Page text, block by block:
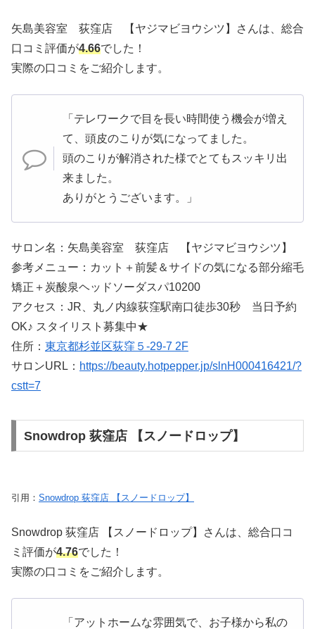
矢島美容室 荻窪店 【ヤジマビヨウシツ】さんは、総合
口コミ評価が4.66でした！
実際の口コミをご紹介します。
「テレワークで目を長い時間使う機会が増え
て、頭皮のこりが気になってました。
頭のこりが解消された様でとてもスッキリ出
来ました。
ありがとうございます。」
サロン名：矢島美容室 荻窪店 【ヤジマビヨウシツ】
参考メニュー：カット＋前髪＆サイドの気になる部分縮毛
矯正＋炭酸泉ヘッドソーダスパ10200
アクセス：JR、丸ノ内線荻窪駅南口徒歩30秒 当日予約
OK♪ スタイリスト募集中★
住所： 東京都杉並区荻窪５-29-7 2F
サロンURL： https://beauty.hotpepper.jp/slnH000416421/?
cstt=7
Snowdrop 荻窪店 【スノードロップ】
引用： Snowdrop 荻窪店 【スノードロップ】
Snowdrop 荻窪店 【スノードロップ】さんは、総合口コ
ミ評価が4.76でした！
実際の口コミをご紹介します。
「アットホームな雰囲気で、お子様から私の